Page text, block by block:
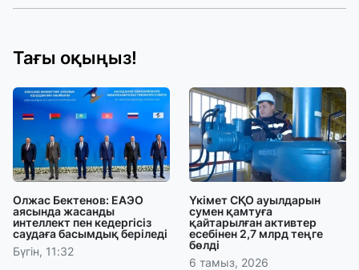
Тағы оқыңыз!
Олжас Бектенов: ЕАЭО
аясында жасанды
интеллект пен кедергісіз
саудаға басымдық беріледі
Бүгін, 11:32
Үкімет СҚО ауылдарын
сумен қамтуға
қайтарылған активтер
есебінен 2,7 млрд теңге
бөлді
6 тамыз, 2026